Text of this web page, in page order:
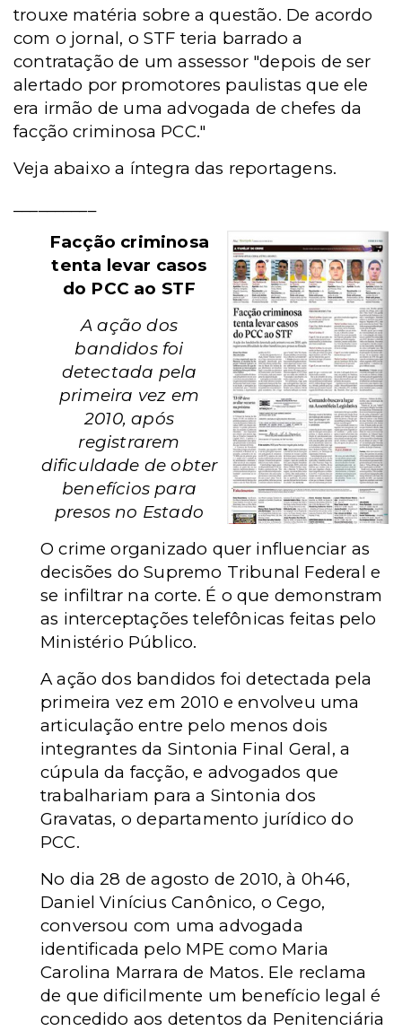
trouxe matéria sobre a questão. De acordo
com o jornal, o STF teria barrado a
contratação de um assessor "depois de ser
alertado por promotores paulistas que ele
era irmão de uma advogada de chefes da
facção criminosa PCC."
Veja abaixo a íntegra das reportagens.
Facção criminosa
tenta levar casos
do PCC ao STF
A ação dos
bandidos foi
detectada pela
primeira vez em
2010, após
registrarem
dificuldade de obter
benefícios para
presos no Estado
O crime organizado quer influenciar as
decisões do Supremo Tribunal Federal e
se infiltrar na corte. É o que demonstram
as interceptações telefônicas feitas pelo
Ministério Público.
A ação dos bandidos foi detectada pela
primeira vez em 2010 e envolveu uma
articulação entre pelo menos dois
integrantes da Sintonia Final Geral, a
cúpula da facção, e advogados que
trabalhariam para a Sintonia dos
Gravatas, o departamento jurídico do
PCC.
No dia 28 de agosto de 2010, à 0h46,
Daniel Vinícius Canônico, o Cego,
conversou com uma advogada
identificada pelo MPE como Maria
Carolina Marrara de Matos. Ele reclama
de que dificilmente um benefício legal é
concedido aos detentos da Penitenciária